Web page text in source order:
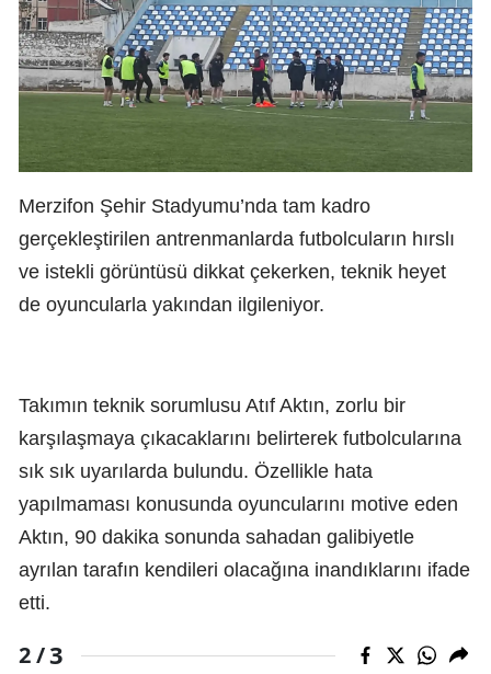
Merzifon Şehir Stadyumu’nda tam kadro
gerçekleştirilen antrenmanlarda futbolcuların hırslı
ve istekli görüntüsü dikkat çekerken, teknik heyet
de oyuncularla yakından ilgileniyor.
Takımın teknik sorumlusu Atıf Aktın, zorlu bir
karşılaşmaya çıkacaklarını belirterek futbolcularına
sık sık uyarılarda bulundu. Özellikle hata
yapılmaması konusunda oyuncularını motive eden
Aktın, 90 dakika sonunda sahadan galibiyetle
ayrılan tarafın kendileri olacağına inandıklarını ifade
etti.
2 /3